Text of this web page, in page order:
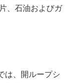
、石油およびガ
は、開ループシ